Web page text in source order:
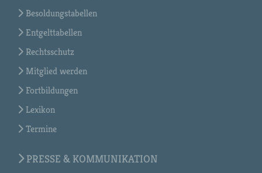
Besoldungstabellen
Entgelttabellen
Rechtsschutz
Mitglied werden
Fortbildungen
Lexikon
Termine
PRESSE & KOMMUNIKATION